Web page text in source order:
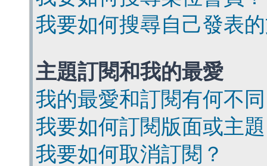
我要如何搜尋自己發表
主題訂閱和我的最愛
我的最愛和訂閱有何不
我要如何訂閱版面或主
我要如何取消訂閱？